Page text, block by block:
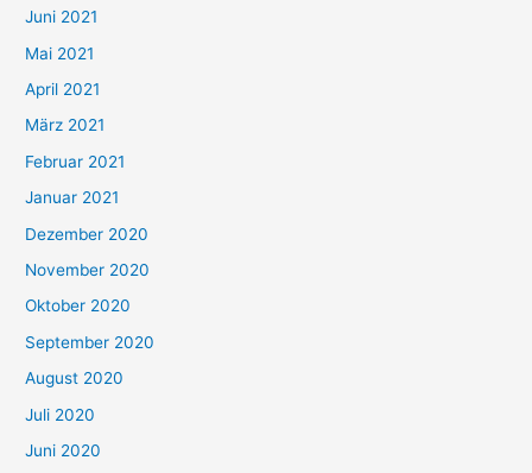
c
h
:
Juni 2021
Mai 2021
April 2021
März 2021
Februar 2021
Januar 2021
Dezember 2020
November 2020
Oktober 2020
September 2020
August 2020
Juli 2020
Juni 2020